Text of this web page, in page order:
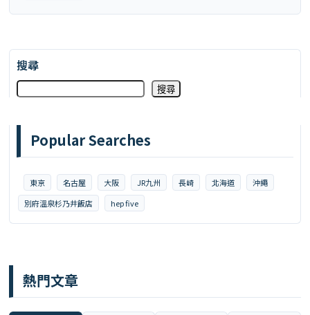
搜尋
搜尋
Popular Searches
東京 名古屋 大阪 JR九州 長崎 北海道
沖繩
別府溫泉杉乃井飯店
hep five
熱門文章